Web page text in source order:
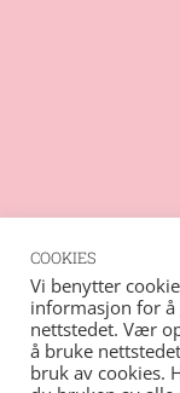
© Copyright2026 -
| Nettsted
COOKIES
Vi benytter
informasjon for å
nettstedet. Vær
å bruke
bruk av cookies.